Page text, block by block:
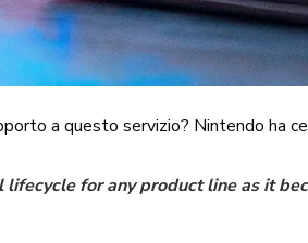
a questo servizio? Nintendo ha
for any product line as it